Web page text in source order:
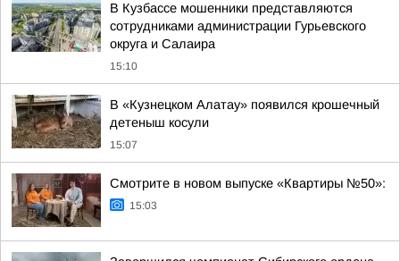
В Кузбассе мошенники представляются
сотрудниками администрации Гурьевского
округа и Салаира
15:10
В «Кузнецком Алатау» появился крошечный
детеныш косули
15:07
Смотрите в новом выпуске «Квартиры №50»:
15:03